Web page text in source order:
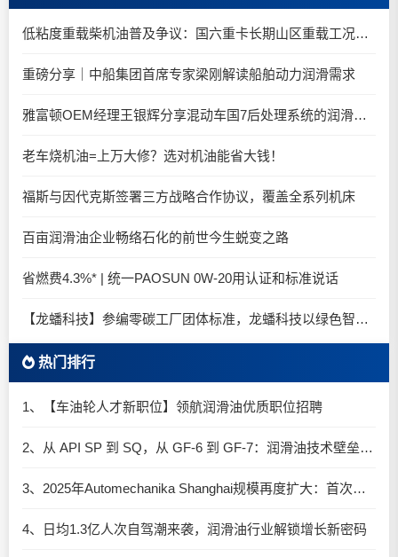
低粘度重载柴机油普及争议：国六重卡长期山区重载工况是否适合0W-20柴油机油？
重磅分享｜中船集团首席专家梁刚解读船舶动力润滑需求
雅富顿OEM经理王银辉分享混动车国7后处理系统的润滑油要求
老车烧机油=上万大修？选对机油能省大钱！
福斯与因代克斯签署三方战略合作协议，覆盖全系列机床
百亩润滑油企业畅络石化的前世今生蜕变之路
省燃费4.3%* | 统一PAOSUN 0W-20用认证和标准说话
【龙蟠科技】参编零碳工厂团体标准，龙蟠科技以绿色智造锚定零碳未来
热门排行
1、【车油轮人才新职位】领航润滑油优质职位招聘
2、从 API SP 到 SQ，从 GF-6 到 GF-7：润滑油技术壁垒再升高，你准备好了吗？
3、2025年Automechanika Shanghai规模再度扩大：首次启用国家会展中心（上海）全部15个展馆
4、日均1.3亿人次自驾潮来袭，润滑油行业解锁增长新密码​